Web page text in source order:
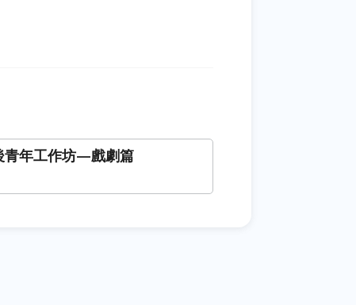
青年工作坊—戲劇篇